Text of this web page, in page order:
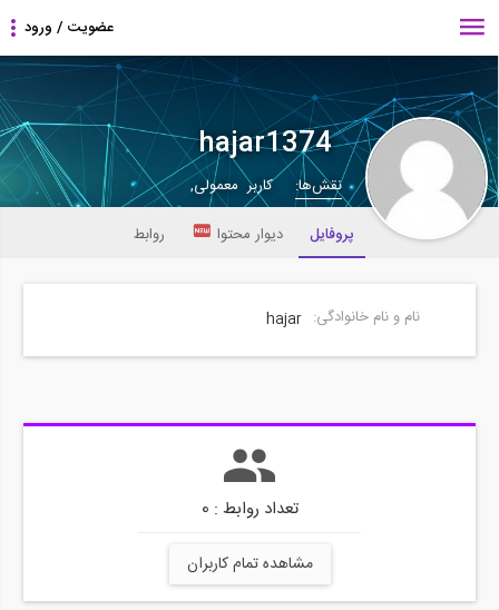
hajar1374
نقش‌ها:
کاربر معمولی,
پروفایل
دیوار محتوا روابط
نام و نام خانوادگی: hajar
تعداد روابط : 0
مشاهده تمام کاربران